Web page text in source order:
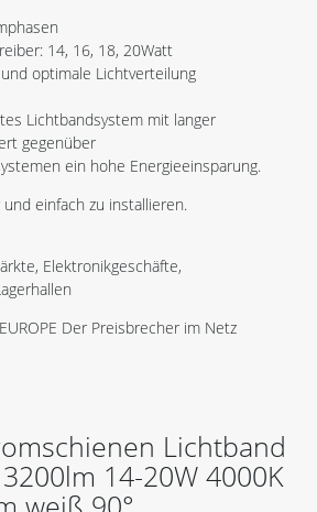
14, 16, 18, 20Watt
optimale Lichtverteilung
Lichtbandsystem mit langer
gegenüber
ein hohe Energieeinsparung.
einfach zu installieren.
Elektronikgeschäfte,
Der Preisbrecher im Netz
Lichtband
14-20W 4000K